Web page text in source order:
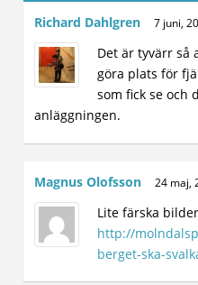
Richard Dahlgren 7 juni,
Det är tyvärr så
göra plats för
som fick se och
anläggningen.
Magnus Olofsson 24 maj,
Lite färska
http://
berget-ska-